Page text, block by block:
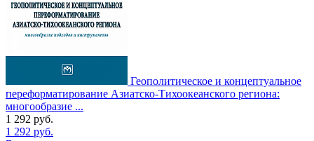
Геополитическое и концептуальное
переформатирование Азиатско-Тихоокеанского региона:
многообразие ...
1 292 руб.
1 292 руб.